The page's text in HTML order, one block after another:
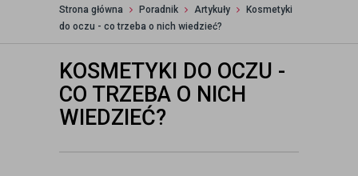
Strona główna Poradnik Artykuły
Kosmetyki
do oczu - co trzeba o nich wiedzieć?
KOSMETYKI DO OCZU -
CO TRZEBA O NICH
WIEDZIEĆ?